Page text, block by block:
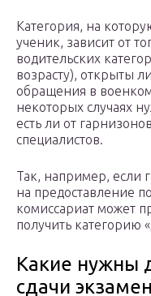
Категория, на
ученик, зависит от
водительских
возрасту), открыты
обращения в
некоторых случаях
есть ли от
специалистов.
Так, например, если
на предоставление
комиссариат может
получить категорию
Какие нужны
сдачи